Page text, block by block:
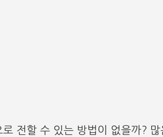
전할 수 있는 방법이 없을까?